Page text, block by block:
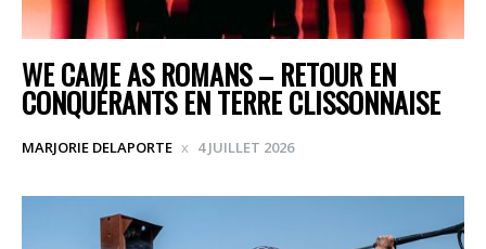
WE CAME AS ROMANS – RETOUR EN
CONQUÉRANTS EN TERRE CLISSONNAISE
MARJORIE DELAPORTE 4 JUILLET 2026